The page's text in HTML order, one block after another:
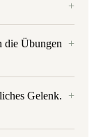
+
die Übungen
+
Gelenk.
+